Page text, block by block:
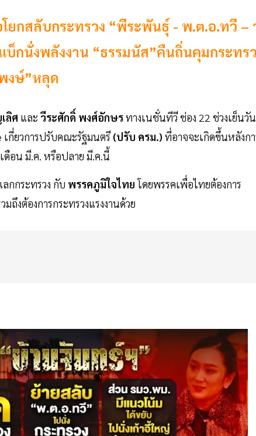
ยกสลับกระทรวง “พีระพันธุ์ - พ.ต.อ.ทวี –
นั่งพลังงาน “ธรรมนัส”คืนถิ่นคุมกระทร
งษ์”หลุด
ลิศ และ วีระศักดิ์ พงศ์อักษรทางเนชั่นทีวี ช่อง 22 ช่วงเย็นวั
เกี่ยวการปรับคณะรัฐมนตรี (ปรับ ครม.) ที่อาจจะเกิดขึ้นหลังก
ดือน มี.ค. หรือปลาย มี.ค.นี้
ลกกระทรวง กับ พรรคภูมิใจไทยโดยพรรคเพื่อไทยต้องการ
มถึงต้องการกระทรวงแรงงานด้วย